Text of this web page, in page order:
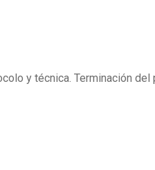
y técnica. Terminación